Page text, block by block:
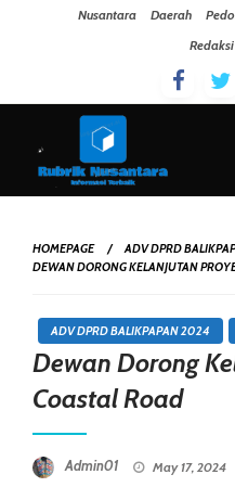
Nusantara Daerah
HOMEPAGE
ADV DPRD
DEWAN DORONG KELANJUTAN
ADV DPRD BALIKPAPAN 2024
Dewan Dorong
Coastal Road
Admin01 May 17, 2024